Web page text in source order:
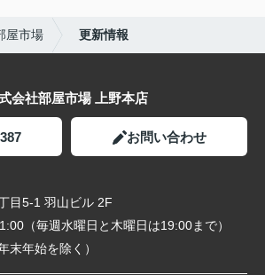
屋市場 更新情報
会社部屋市場 上野本店
お問い合わせ
目5-1 羽山ビル 2F
（毎週水曜日と木曜日は19:00まで）
末年始を除く）